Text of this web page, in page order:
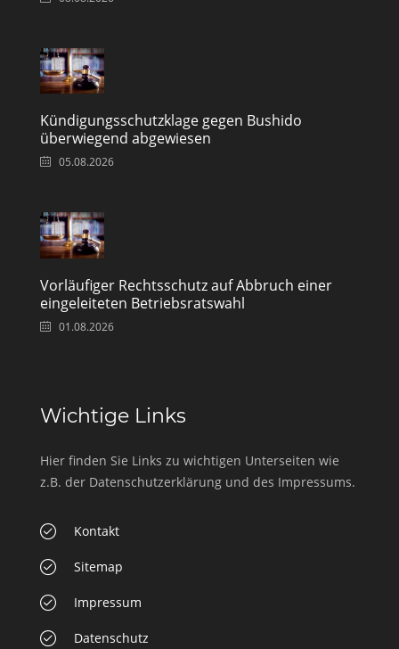
Kündigungsschutzklage gegen Bushido
überwiegend abgewiesen
05.08.2026
Vorläufiger Rechtsschutz auf Abbruch einer
eingeleiteten Betriebsratswahl
01.08.2026
Wichtige Links
Hier finden Sie Links zu wichtigen Unterseiten wie
z.B. der Datenschutzerklärung und des Impressums.
Kontakt
Sitemap
Impressum
Datenschutz